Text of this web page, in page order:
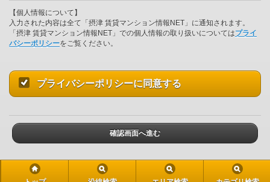
【個人情報について】
入力された内容は全て「摂津 賃貸マンション情報NET」に通知されます。
「摂津 賃貸マンション情報NET」での個人情報の取り扱いについてはプライ
バシーポリシーをご覧ください。
プライバシーポリシーに同意する
確認画面へ進む